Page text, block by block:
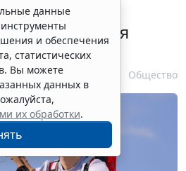
вопросы
с/х земель для
Общество
данные
и обеспечения
статистических
Вы можете
данных в
их обработки.